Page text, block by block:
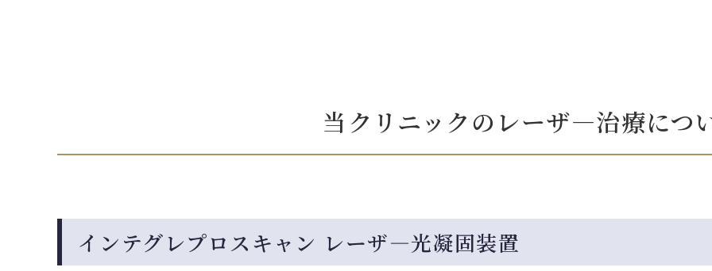
当クリニックのレーザ―治療につ
インテグレプロスキャン レーザ―光凝固装置